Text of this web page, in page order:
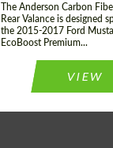
The Anderson Carbon
Rear Valance is designed
the 2015-2017 Ford
EcoBoost Premium...
VIEW